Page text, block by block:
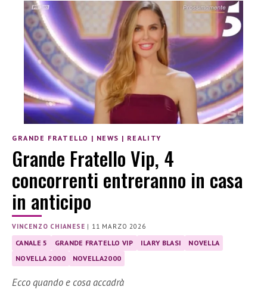
GRANDE FRATELLO | NEWS | REALITY
Grande Fratello Vip, 4
concorrenti entreranno in casa
in anticipo
VINCENZO CHIANESE | 11 MARZO 2026
CANALE 5 GRANDE FRATELLO VIP ILARY BLASI
NOVELLA
NOVELLA 2000
NOVELLA2000
Ecco quando e cosa accadrà